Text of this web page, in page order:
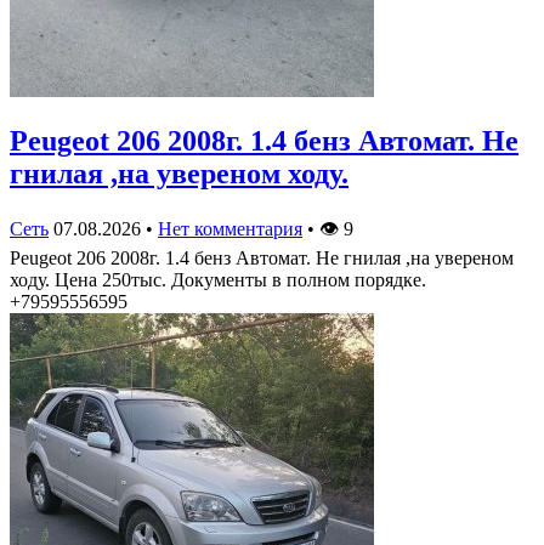
Peugeot 206 2008г. 1.4 бенз Автомат. Не
гнилая ,на увереном ходу.
Сеть 07.08.2026 • Нет комментария • 👁 9
Peugeot 206 2008г. 1.4 бенз Автомат. Не гнилая ,на увереном
ходу. Цена 250тыс. Документы в полном порядке.
+79595556595